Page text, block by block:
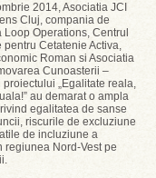
2014, Asociatia JCI
Cluj, compania de
Loop Operations, Centrul
pentru Cetatenie Activa,
Roman si Asociatia
Cunoasterii –
„Egalitate reala,
au demarat o ampla
egalitatea de sanse
riscurile de excluziune
de incluziune a
regiunea Nord-Vest pe